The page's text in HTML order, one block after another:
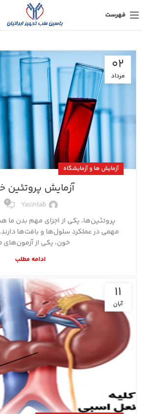
فهرست
02
مرداد
آزمایش ها و آزمایشگاه
آزمایش پروتئین
Yasinlab
0
پروتئین‌ها، یکی از اجزای مهم بدن ما
مهمی در عملکرد سلول‌ها و بافت‌ها
خون، یکی از آزمون‌های
ادامه مطلب
11
آبان